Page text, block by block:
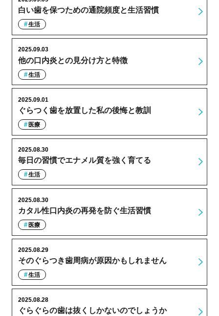
白い歯を保つための通院頻度と生活習慣
生活
他の口内炎との見分け方と特徴
2025.09.03
生活
ぐらつく歯を放置した私の後悔と教訓
2025.09.01
医療
毎日の習慣でエナメル質を強く育てる
2025.08.30
生活
カタル性口内炎の再発を防ぐ生活習慣
2025.08.30
医療
そのぐらつき歯周病が原因かもしれません
2025.08.29
生活
ぐらぐらの歯は抜くしかないのでしょうか
2025.08.28